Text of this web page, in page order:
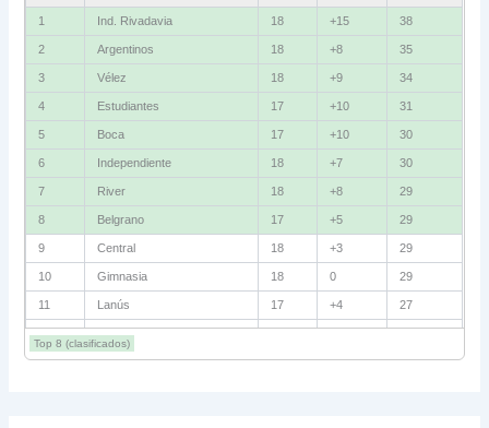
Bolívar 5
La Guaira
Grupo D
U. Católica
Cruzeiro 11
Boca Jrs.
Barcelona SC
Grupo E
Corinthians
1 Ind. Rivadavia 18 +15 38
2 Argentinos 18 +8 35
3 Vélez 18 +9 34
4 Estudiantes 17 +10 31
5 Boca 17 +10 30
6 Independiente 18 +7 30
7 River 18 +8 29
8 Belgrano 17 +5 29
9 Central 18 +3 29
10 Gimnasia 18 0 29
11 Lanús 17 +4 27
12 Barracas 18 +2 27
13 Talleres 18 +1 26
Top 8 (clasificados)